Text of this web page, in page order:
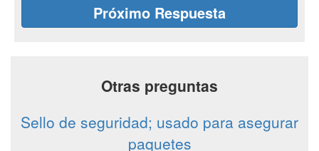
Próximo Respuesta
Otras preguntas
Sello de seguridad; usado para asegurar
paquetes